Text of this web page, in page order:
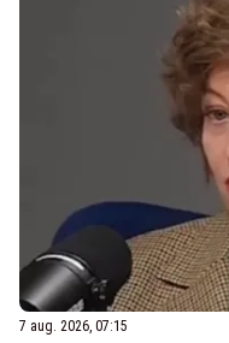
7 aug. 2026, 07:15